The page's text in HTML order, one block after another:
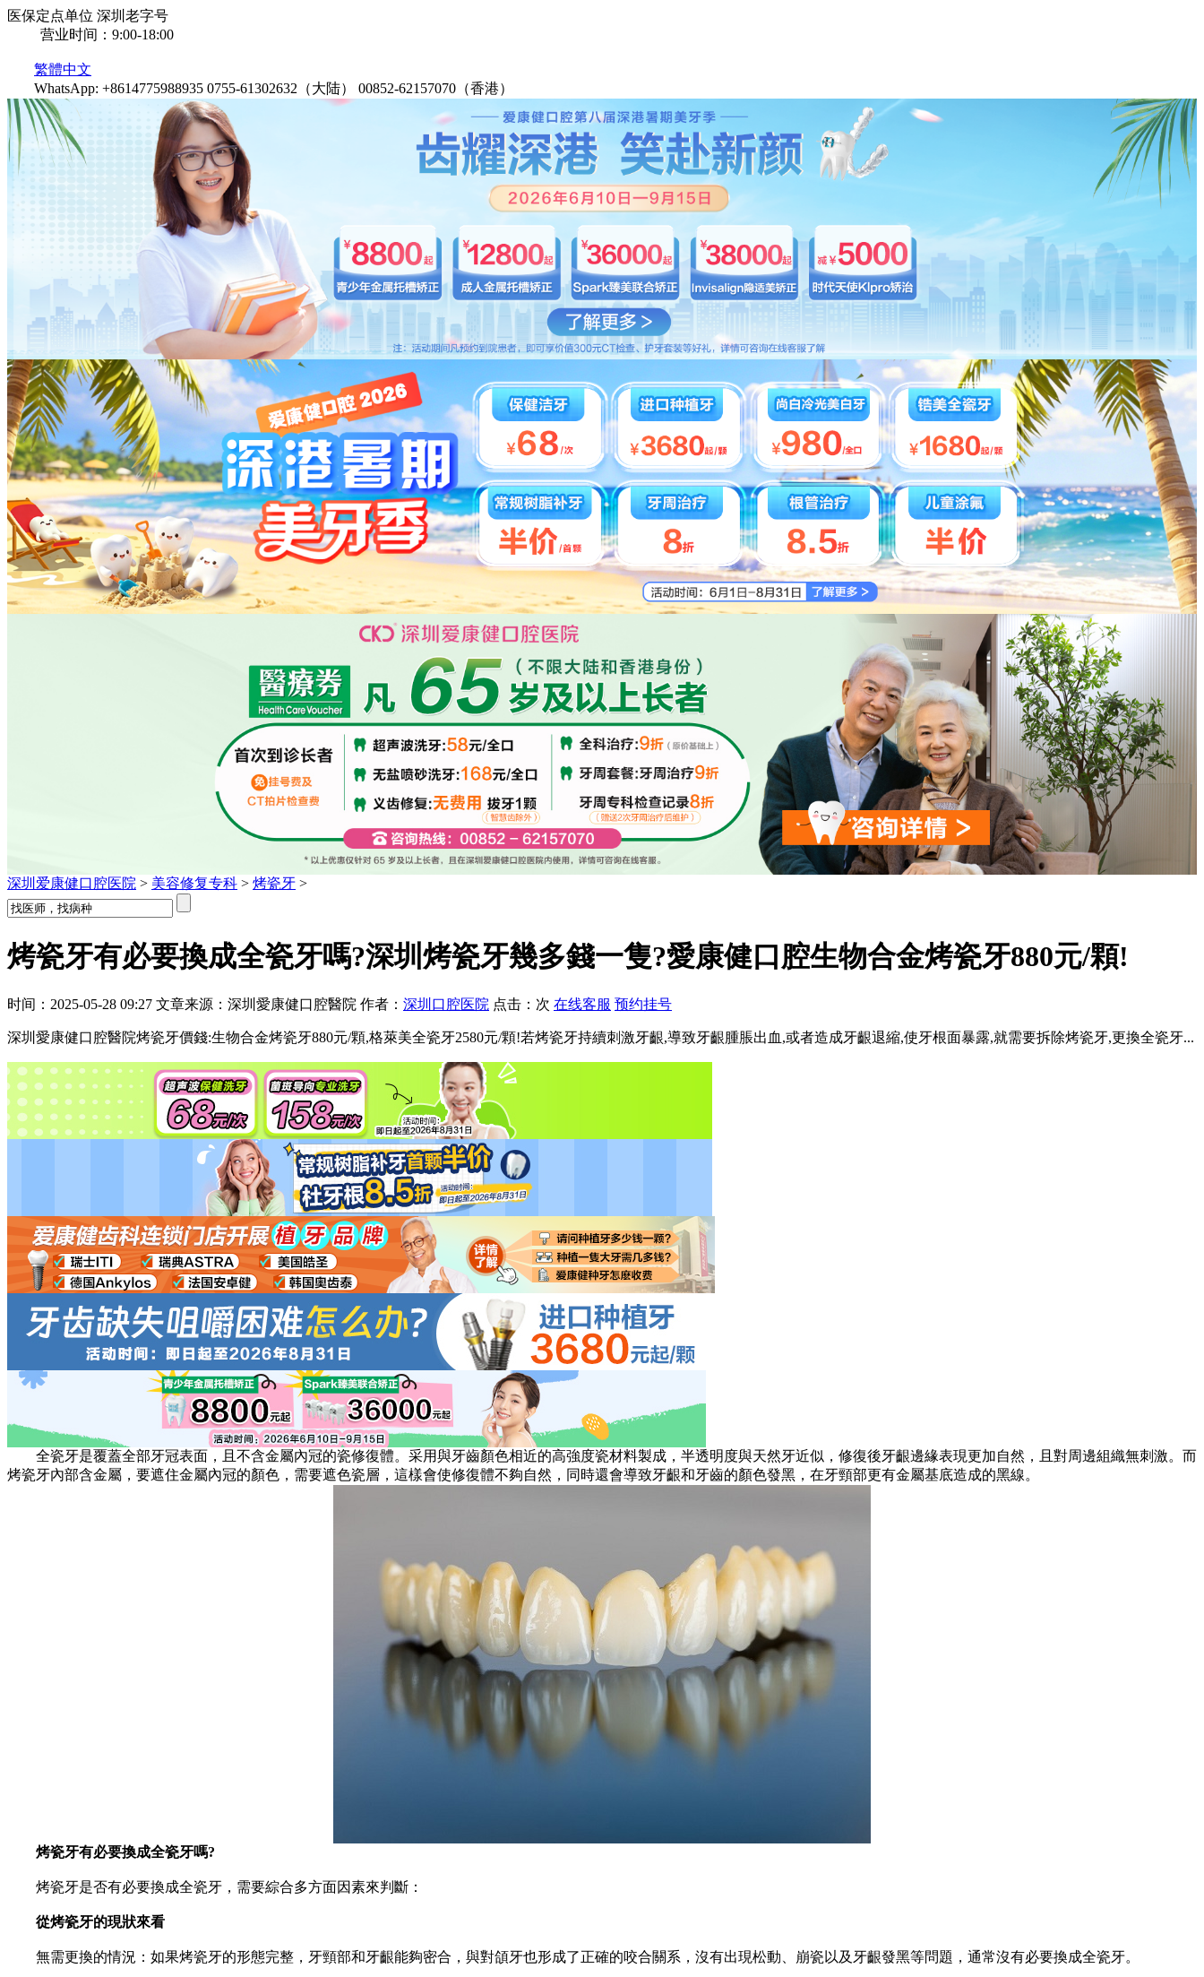
医保定点单位 深圳老字号
营业时间：9:00-18:00
繁體中文
WhatsApp: +8614775988935 0755-61302632（大陆） 00852-62157070（香港）
深圳爱康健口腔医院 > 美容修复专科 > 烤瓷牙 >
烤瓷牙有必要換成全瓷牙嗎?深圳烤瓷牙幾多錢一隻?愛康健口腔生物合金烤瓷牙880元/顆!
时间：2025-05-28 09:27 文章来源：深圳愛康健口腔醫院 作者： 深圳口腔医院 点击： 次 在线客服 预约挂号
深圳愛康健口腔醫院烤瓷牙價錢:生物合金烤瓷牙880元/顆,格萊美全瓷牙2580元/顆!若烤瓷牙持續刺激牙齦,導致牙齦腫脹出血,或者造成牙齦退縮,使牙根面暴露,就需要拆除烤瓷牙,更換全瓷牙...
全瓷牙是覆蓋全部牙冠表面，且不含金屬內冠的瓷修復體。采用與牙齒顏色相近的高強度瓷材料製成，半透明度與天然牙近似，修復後牙齦邊緣表現更加自然，且對周邊組織無刺激。而
烤瓷牙內部含金屬，要遮住金屬內冠的顏色，需要遮色瓷層，這樣會使修復體不夠自然，同時還會導致牙齦和牙齒的顏色發黑，在牙頸部更有金屬基底造成的黑線。
烤瓷牙有必要換成全瓷牙嗎?
烤瓷牙是否有必要換成全瓷牙，需要綜合多方面因素來判斷：
從烤瓷牙的現狀來看
無需更換的情況：如果烤瓷牙的形態完整，牙頸部和牙齦能夠密合，與對頜牙也形成了正確的咬合關系，沒有出現松動、崩瓷以及牙齦發黑等問題，通常沒有必要換成全瓷牙。